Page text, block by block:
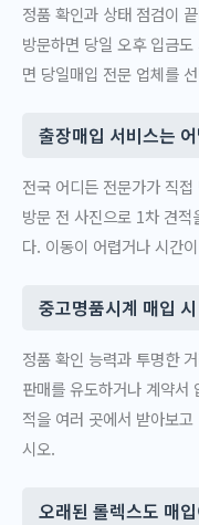
정품 확인과 상태 점검이
방문하면 당일 오후 입금
면 당일매입 전문 업체를
출장매입 서비스는
전국 어디든 전문가가 직
방문 전 사진으로 1차 견
다. 이동이 어렵거나 시간
중고명품시계 매입
정품 확인 능력과 투명한
판매를 유도하거나 계약서
적을 여러 곳에서 받아보
시오.
오래된 롤렉스도 매